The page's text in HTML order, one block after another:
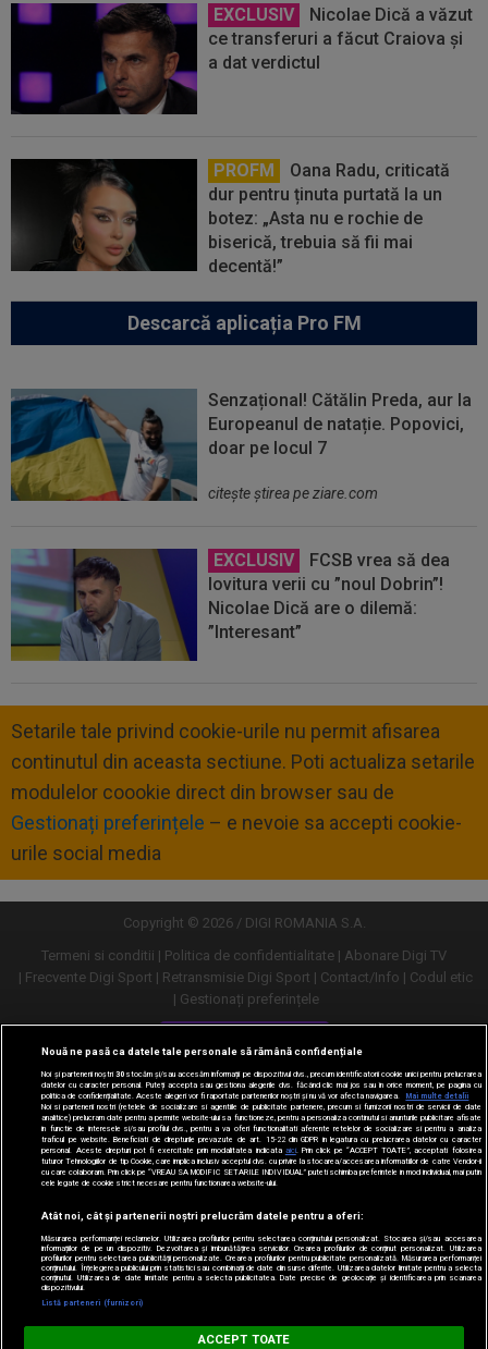
Digi Sport
EXCLUSIV
Nicolae Dică a văzut
ce transferuri a făcut Craiova și
a dat verdictul
PROFM
Oana Radu, criticată
dur pentru ținuta purtată la un
botez: „Asta nu e rochie de
biserică, trebuia să fii mai
decentă!”
Descarcă aplicația Pro FM
Senzațional! Cătălin Preda, aur la
Europeanul de natație. Popovici,
doar pe locul 7
citeşte ştirea pe ziare.com
EXCLUSIV
FCSB vrea să dea
lovitura verii cu ”noul Dobrin”!
Nicolae Dică are o dilemă:
”Interesant”
Setarile tale privind cookie-urile nu permit afisarea
continutul din aceasta sectiune. Poti actualiza setarile
modulelor coookie direct din browser sau de
Gestionați preferințele – e nevoie sa accepti cookie-
urile social media
Copyright © 2026 / DIGI ROMANIA S.A.
Termeni si conditii
Politica de confidentialitate
Abonare Digi TV
Frecvente Digi Sport
Retransmisie Digi Sport Contact/Info
Codul etic
Gestionați preferințele
Versiune desktop
Nouă ne pasă ca datele tale personale să rămână confidențiale
Noi și partenerii noștri30stocăm și/sau accesăm informații pe dispozitivul dvs., precum identificatorii cookie unici pentru prelucrarea
datelor cu caracter personal. Puteți accepta sau gestiona alegerile dvs. făcând clic mai jos sau în orice moment, pe pagina cu
politica de confidențialitate. Aceste alegeri vor fi raportate partenerilor noștri și nu vă vor afecta navigarea.
Mai multe detalii
Noi si partenerii nostri (retelele de socializare si agentiile de publicitate partenere, precum si furnizorii nostri de servicii de date
analitice) prelucram date pentru a permite website-ului sa functioneze, pentru a personaliza continutul si anunturile publicitare afisate
in functie de interesele si/sau profilul dvs., pentru a va oferi functionalitati aferente retelelor de socializare si pentru a analiza
traficul pe website. Beneficiati de drepturile prevazute de art. 15-22 din GDPR in legatura cu prelucrarea datelor cu caracter
personal. Aceste drepturi pot fi exercitate prin modalitatea indicata aici. Prin click pe “ACCEPT TOATE”, acceptati folosirea
tuturor Tehnologiilor de tip Cookie, care implica inclusiv acceptul dvs. cu privire la stocarea/accesarea informatiilor de catre Vendor-ii
cu care colaboram. Prin click pe “VREAU SA MODIFIC SETARILE INDIVIDUAL” puteti schimba preferintele in mod individual, mai putin
cele legate de cookie strict necesare pentru functionarea website-ului.
Atât noi, cât și partenerii noștri prelucrăm datele pentru a oferi:
Măsurarea performanței reclamelor. Utilizarea profilurilor pentru selectarea conținutului personalizat. Stocarea și/sau accesarea
informațiilor de pe un dispozitiv. Dezvoltarea și îmbunătățirea serviciilor. Crearea profilurilor de conținut personalizat. Utilizarea
profilurilor pentru selectarea publicității personalizate. Crearea profilurilor pentru publicitate personalizată. Măsurarea performanței
conținutului. Înțelegerea publicului prin statistici sau combinații de date din surse diferite. Utilizarea datelor limitate pentru a selecta
conținutul. Utilizarea de date limitate pentru a selecta publicitatea. Date precise de geolocație și identificarea prin scanarea
dispozitivului.
Listă parteneri (furnizori)
ACCEPT TOATE